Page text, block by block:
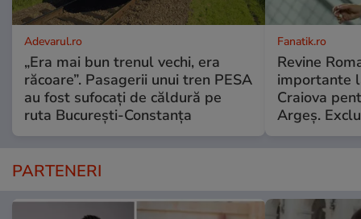
Adevarul.ro
„Era mai bun trenul vechi, era
răcoare”. Pasagerii unui tren PESA
au fost sufocați de căldură pe
ruta București-Constanța
Fanatik.ro
Revine
importante
Craiova
Argeş.
PARTENERI